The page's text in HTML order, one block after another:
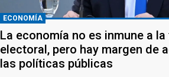
ECONOMÍA
La economía no es inmune a
electoral, pero hay margen de
las políticas públicas